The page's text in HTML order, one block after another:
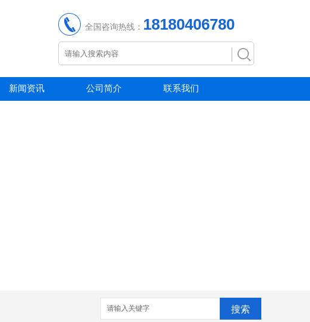
全国咨询热线： 18180406780
新闻资讯 公司简介 联系我们
搜索